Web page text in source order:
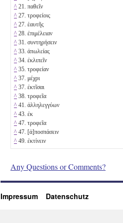
^ 21. παθεῖν
^ 27. τροφείοις
^ 27. ἑαυτῆς
^ 28. ἐπιμέλειαν
^ 31. συντηρήσειν
^ 33. ἀπωλείας
^ 34. ἐκλιπεῖν
^ 35. τροφείαν
^ 37. μέχρι
^ 37. ἐκτῖσαι
^ 38. τροφεῖα
^ 41. ἀλληλεγγύων
^ 43. ἐκ
^ 47. τροφεῖα
^ 47. [ἀ]ποσπάσειν
^ 49. ἐκτίνειν
Any Questions or Comments?
Impressum Datenschutz